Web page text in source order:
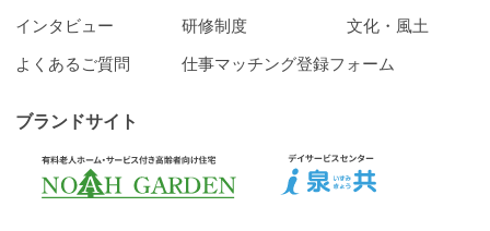
インタビュー
研修制度
文化・風土
よくあるご質問
仕事マッチング登録フォーム
ブランドサイト